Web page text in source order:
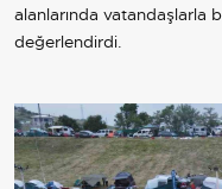
alanlarında vatandaşlarla
değerlendirdi.